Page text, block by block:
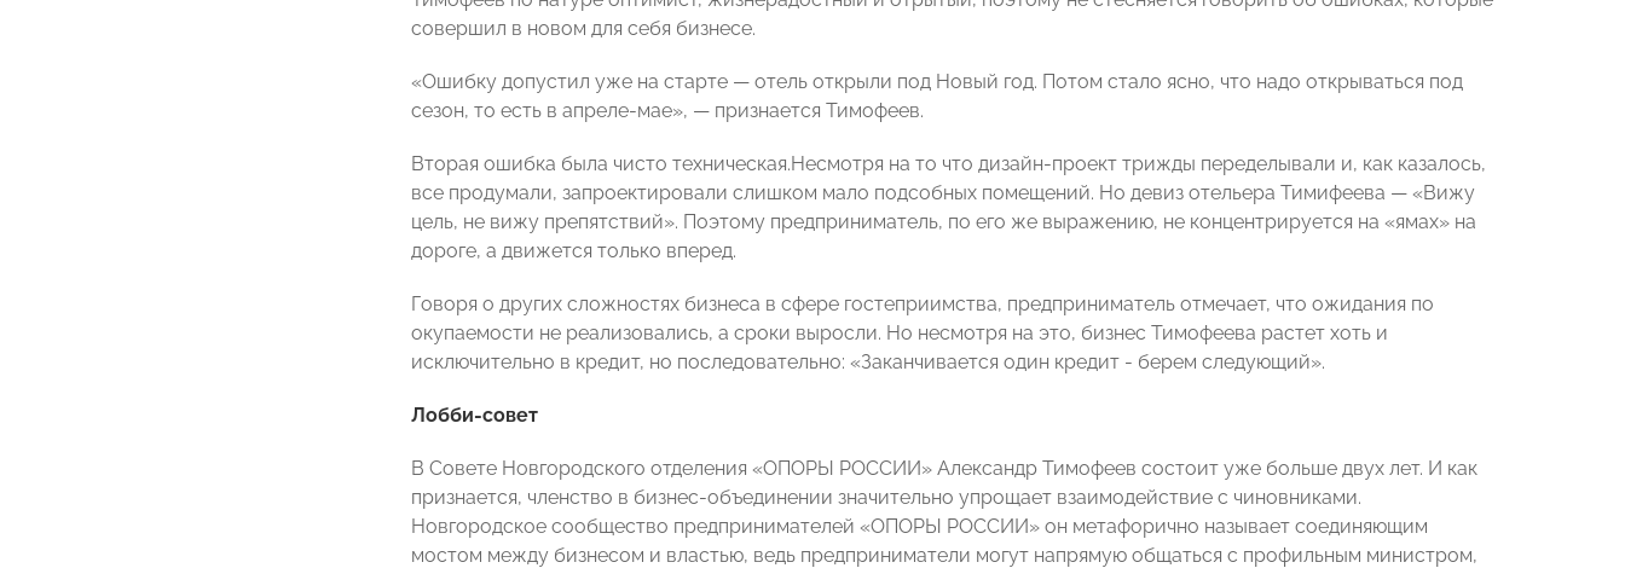
совершил в новом для себя бизнесе.
«Ошибку допустил уже на старте — отель открыли под Новый год. Потом стало ясно, что надо открываться под
сезон, то есть в апреле-мае», — признается Тимофеев.
Вторая ошибка была чисто техническая.Несмотря на то что дизайн-проект трижды переделывали и, как казалось,
все продумали, запроектировали слишком мало подсобных помещений. Но девиз отельера Тимифеева — «Вижу
цель, не вижу препятствий». Поэтому предприниматель, по его же выражению, не концентрируется на «ямах» на
дороге, а движется только вперед.
Говоря о других сложностях бизнеса в сфере гостеприимства, предприниматель отмечает, что ожидания по
окупаемости не реализовались, а сроки выросли. Но несмотря на это, бизнес Тимофеева растет хоть и
исключительно в кредит, но последовательно: «Заканчивается один кредит - берем следующий».
Лобби-совет
В Совете Новгородского отделения «ОПОРЫ РОССИИ» Александр Тимофеев состоит уже больше двух лет. И как
признается, членство в бизнес-объединении значительно упрощает взаимодействие с чиновниками.
Новгородское сообщество предпринимателей «ОПОРЫ РОССИИ» он метафорично называет соединяющим
мостом между бизнесом и властью, ведь предприниматели могут напрямую общаться с профильным министром,